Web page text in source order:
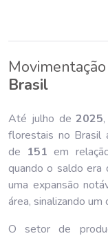
Brasil
Até julho de2025
florestais no Brasil
de 151 em
quando o saldo era
uma expansão
área, sinalizando
O setor de